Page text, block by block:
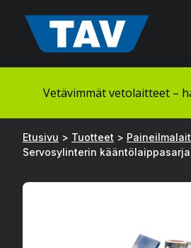
sisältöön
Vetävimmät vetolaitteet –
Etusivu > Tuotteet >
Servosylinterin kääntölaippasarja